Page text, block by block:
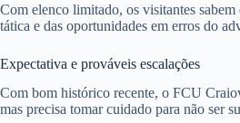
Com elenco limitado, os visitantes
tática e das oportunidades em erros do
Expectativa e prováveis escalações
Com bom histórico recente, o FCU
mas precisa tomar cuidado para não ser